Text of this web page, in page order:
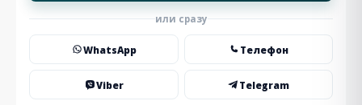
или сразу
WhatsApp Телефон
Viber Telegram